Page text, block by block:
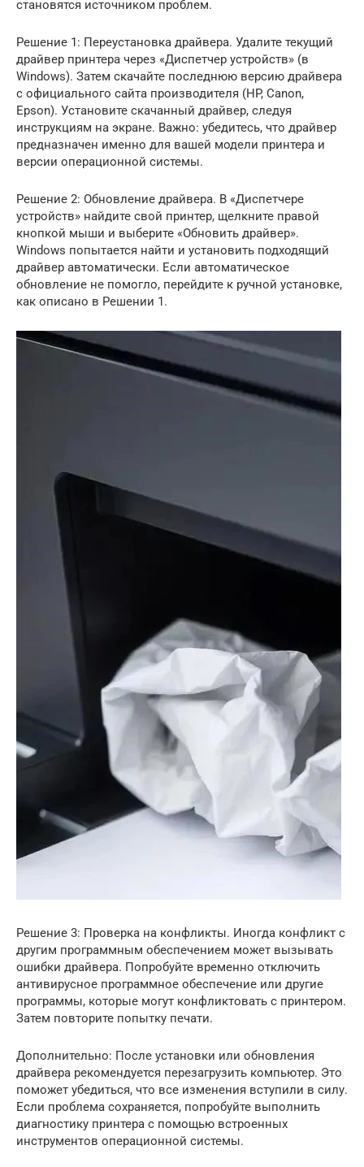
становятся источником проблем.
Решение 1: Переустановка драйвера. Удалите текущий
драйвер принтера через «Диспетчер устройств» (в
Windows). Затем скачайте последнюю версию драйвера
с официального сайта производителя (HP, Canon,
Epson). Установите скачанный драйвер, следуя
инструкциям на экране. Важно: убедитесь, что драйвер
предназначен именно для вашей модели принтера и
версии операционной системы.
Решение 2: Обновление драйвера. В «Диспетчере
устройств» найдите свой принтер, щелкните правой
кнопкой мыши и выберите «Обновить драйвер».
Windows попытается найти и установить подходящий
драйвер автоматически. Если автоматическое
обновление не помогло, перейдите к ручной установке,
как описано в Решении 1.
Решение 3: Проверка на конфликты. Иногда конфликт с
другим программным обеспечением может вызывать
ошибки драйвера. Попробуйте временно отключить
антивирусное программное обеспечение или другие
программы, которые могут конфликтовать с принтером.
Затем повторите попытку печати.
Дополнительно: После установки или обновления
драйвера рекомендуется перезагрузить компьютер. Это
поможет убедиться, что все изменения вступили в силу.
Если проблема сохраняется, попробуйте выполнить
диагностику принтера с помощью встроенных
инструментов операционной системы.